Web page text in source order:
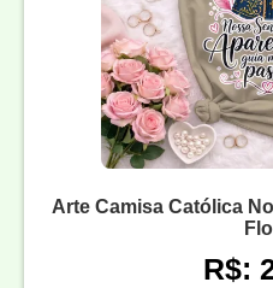
Arte Camisa Católica
R$: